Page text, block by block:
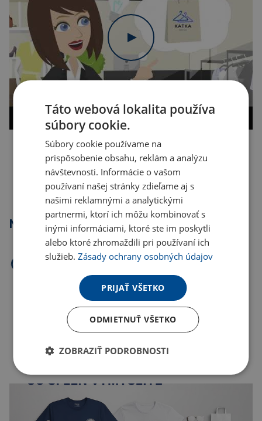
Kopírovať odkaz
Najpredávanejšie
Táto webová lokalita používa
súbory cookie.
Súbory cookie používame na
prispôsobenie obsahu, reklám a analýzu
návštevnosti. Informácie o vašom
používaní našej stránky zdieľame aj s
našimi reklamnými a analytickými
partnermi, ktorí ich môžu kombinovať s
inými informáciami, ktoré ste im poskytli
alebo ktoré zhromaždili pri používaní ich
služieb.Zásady ochrany osobných údajov
PRIJAŤ VŠETKO
ODMIETNUŤ VŠETKO
ZOBRAZIŤ PODROBNOSTI